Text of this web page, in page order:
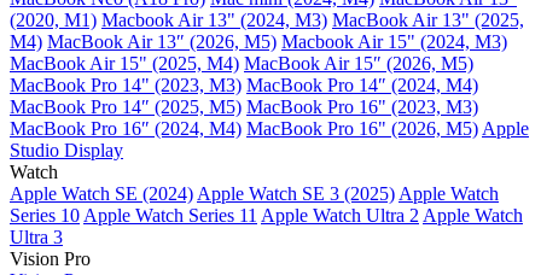
(2020, M1) Macbook Air 13" (2024, M3) MacBook Air 13" (2025,
M4) MacBook Air 13″ (2026, M5) Macbook Air 15" (2024, M3)
MacBook Air 15" (2025, M4) MacBook Air 15″ (2026, M5)
MacBook Pro 14" (2023, M3) MacBook Pro 14″ (2024, M4)
MacBook Pro 14″ (2025, M5) MacBook Pro 16" (2023, M3)
MacBook Pro 16″ (2024, M4) MacBook Pro 16" (2026, M5) Apple
Studio Display
Watch
Apple Watch SE (2024) Apple Watch SE 3 (2025) Apple Watch
Series 10 Apple Watch Series 11 Apple Watch Ultra 2 Apple Watch
Ultra 3
Vision Pro